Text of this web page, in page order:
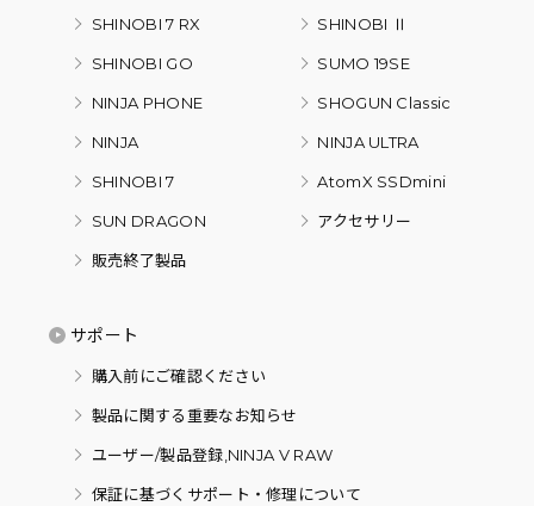
SHINOBI 7 RX SHINOBI Ⅱ
SHINOBI GO SUMO 19SE
NINJA PHONE SHOGUN Classic
NINJA NINJA ULTRA
SHINOBI 7 AtomX SSDmini
SUN DRAGON アクセサリー
販売終了製品
サポート
購入前にご確認ください
製品に関する重要なお知らせ
ユーザー/製品登録,NINJA V RAW
保証に基づくサポート・修理について